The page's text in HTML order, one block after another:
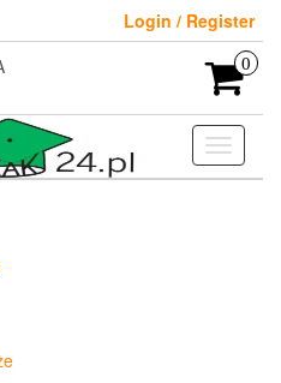
Login / Register
0
Toggle